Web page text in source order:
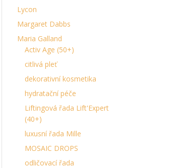
Lycon
Margaret Dabbs
Maria Galland
Activ Age (50+)
citlivá pleť
dekorativní kosmetika
hydratační péče
Liftingová řada Lift'Expert
(40+)
luxusní řada Mille
MOSAIC DROPS
odličovací řada